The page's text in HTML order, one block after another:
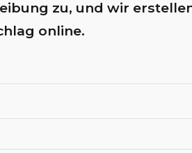
zu, und wir
online.